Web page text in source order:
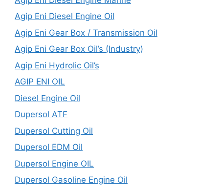
Agip Eni Diesel Engine Oil
Agip Eni Gear Box / Transmission Oil
Agip Eni Gear Box Oil’s (Industry)
Agip Eni Hydrolic Oil’s
AGIP ENI OIL
Diesel Engine Oil
Dupersol ATF
Dupersol Cutting Oil
Dupersol EDM Oil
Dupersol Engine OIL
Dupersol Gasoline Engine Oil